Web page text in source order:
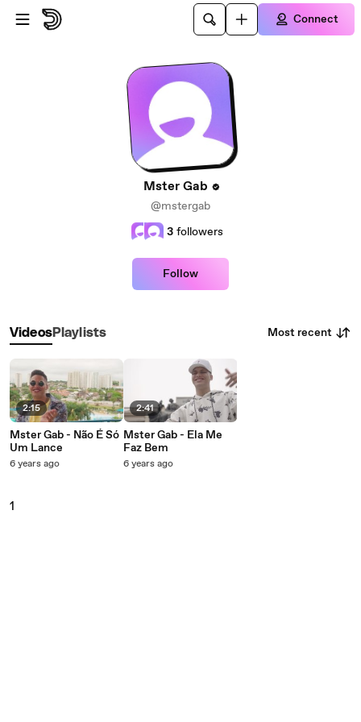
Skip to main content
Connect
Mster Gab
@mstergab
3 followers
Follow
VideosPlaylists Most recent
2:15
Mster Gab - Não É Só
Um Lance
6 years ago
2:41
Mster Gab - Ela Me
Faz Bem
6 years ago
1